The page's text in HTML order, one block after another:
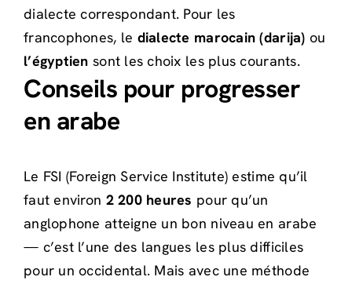
dialecte correspondant. Pour les
francophones, le dialecte marocain (darija) ou
l’égyptien sont les choix les plus courants.
Conseils pour progresser
en arabe
Le FSI (Foreign Service Institute) estime qu’il
faut environ 2 200 heures pour qu’un
anglophone atteigne un bon niveau en arabe
— c’est l’une des langues les plus difficiles
pour un occidental. Mais avec une méthode